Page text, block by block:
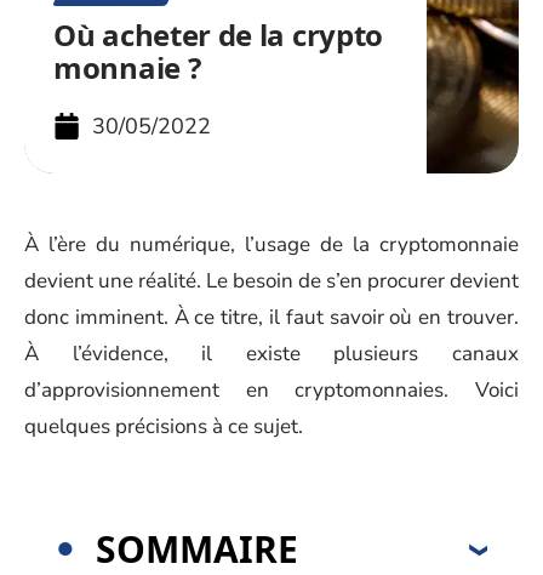
Où acheter de la crypto
monnaie ?
30/05/2022
À l’ère du numérique, l’usage de la cryptomonnaie
devient une réalité. Le besoin de s’en procurer devient
donc imminent. À ce titre, il faut savoir où en trouver.
À l’évidence, il existe plusieurs canaux
d’approvisionnement en cryptomonnaies. Voici
quelques précisions à ce sujet.
SOMMAIRE